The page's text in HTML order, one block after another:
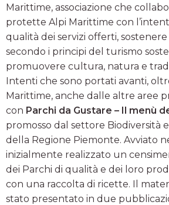
Marittime, associazione che
protette Alpi Marittime con
qualità dei servizi offerti, sostenere
secondo i principi del turismo
promuovere cultura, natura e
Intenti che sono portati avanti,
Marittime, anche dalle altre aree
con Parchi da Gustare – Il menù
promosso dal settore Biodiversità
della Regione Piemonte. Avviato
inizialmente realizzato un
dei Parchi di qualità e dei loro
con una raccolta di ricette. Il
stato presentato in due